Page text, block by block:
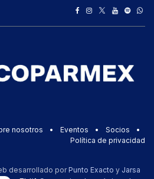
nosotros • Eventos • Socios
•
Política de privacidad
desarrollado por Punto Exacto y Jarsa